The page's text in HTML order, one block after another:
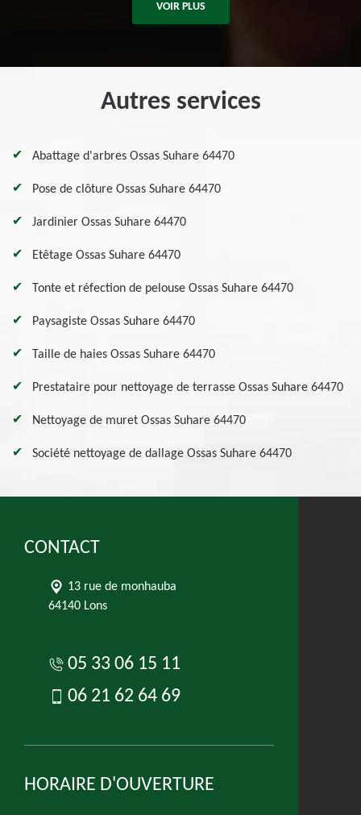
VOIR PLUS
Autres services
Abattage d'arbres Ossas Suhare 64470
Pose de clôture Ossas Suhare 64470
Jardinier Ossas Suhare 64470
Etêtage Ossas Suhare 64470
Tonte et réfection de pelouse Ossas Suhare 64470
Paysagiste Ossas Suhare 64470
Taille de haies Ossas Suhare 64470
Prestataire pour nettoyage de terrasse Ossas Suhare 64470
Nettoyage de muret Ossas Suhare 64470
Société nettoyage de dallage Ossas Suhare 64470
CONTACT
13 rue de monhauba
64140 Lons
05 33 06 15 11
06 21 62 64 69
HORAIRE D'OUVERTURE